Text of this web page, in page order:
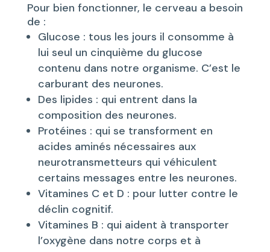
Pour bien fonctionner, le cerveau a besoin
de :
Glucose : tous les jours il consomme à
lui seul un cinquième du glucose
contenu dans notre organisme. C’est le
carburant des neurones.
Des lipides : qui entrent dans la
composition des neurones.
Protéines : qui se transforment en
acides aminés nécessaires aux
neurotransmetteurs qui véhiculent
certains messages entre les neurones.
Vitamines C et D : pour lutter contre le
déclin cognitif.
Vitamines B : qui aident à transporter
l’oxygène dans notre corps et à